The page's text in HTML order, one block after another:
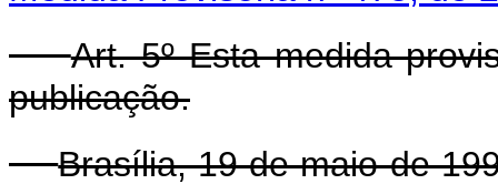
Art. 5º Esta medida
publicação.
Brasília, 19 de maio de